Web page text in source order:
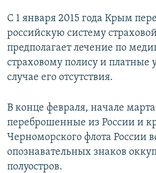
С 1 января 2015 года Крым
российскую систему
предполагает лечение по
страховому полису и платные
случае его отсутствия.
В конце февраля, начале марта
переброшенные из России и
Черноморского флота России
опознавательных знаков
полуостров.